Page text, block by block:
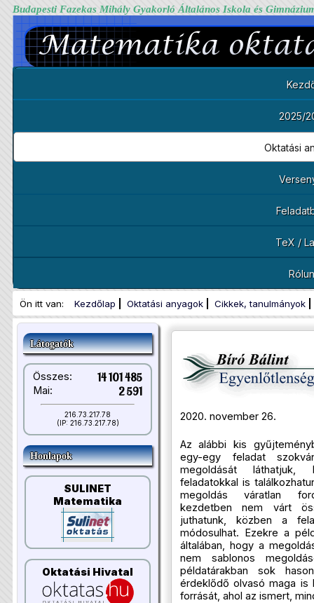
Budapesti Fazekas Mihály Gyakorló Általános Iskola és
2025/
Oktatási
TeX /
Ön itt van: Kezdőlap Oktatási anyagok Cikkek, tanulmányok
Látogatók
Összes: 14 101 485
Mai: 2 591
216.73.217.78
(IP: 216.73.217.78)
Honlapok
SULINET
Matematika
Oktatási Hivatal
2020. november 26.
Az alábbi kis
egy-egy feladat
megoldását láthatjuk,
feladatokkal is
megoldás váratlan
kezdetben nem várt
juthatunk, közben a
módosulhat. Ezekre a
általában, hogy a
nem sablonos
példatárakban sok
érdeklődő olvasó maga is
forrását, ahol az ismert,